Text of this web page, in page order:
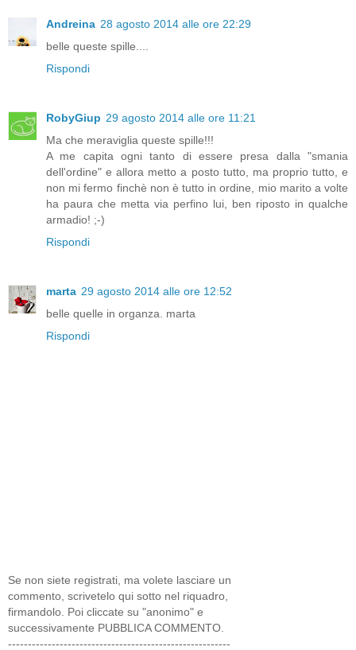
Andreina 28 agosto 2014 alle ore 22:29
belle queste spille....
Rispondi
RobyGiup 29 agosto 2014 alle ore 11:21
Ma che meraviglia queste spille!!!
A me capita ogni tanto di essere presa dalla "smania
dell'ordine" e allora metto a posto tutto, ma proprio tutto, e
non mi fermo finchè non è tutto in ordine, mio marito a volte
ha paura che metta via perfino lui, ben riposto in qualche
armadio! ;-)
Rispondi
marta 29 agosto 2014 alle ore 12:52
belle quelle in organza. marta
Rispondi
Se non siete registrati, ma volete lasciare un
commento, scrivetelo qui sotto nel riquadro,
firmandolo. Poi cliccate su "anonimo" e
successivamente PUBBLICA COMMENTO.
--------------------------------------------------------